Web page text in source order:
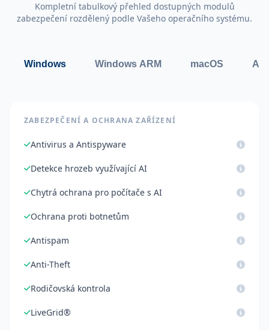
Kompletní tabulkový přehled dostupných modulů
zabezpečení rozdělený podle Vašeho operačního systému.
Windows Windows ARM macOS
ZABEZPEČENÍ A OCHRANA ZAŘÍZENÍ
Antivirus a Antispyware
Detekce hrozeb využívající AI
Chytrá ochrana pro počítače s AI
Ochrana proti botnetům
Antispam
Anti-Theft
Rodičovská kontrola
LiveGrid®